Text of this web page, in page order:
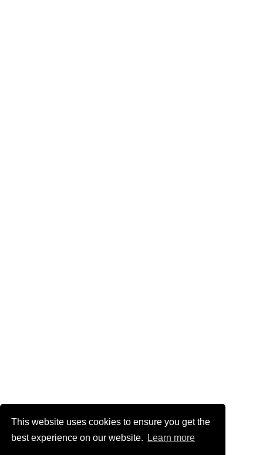
This website uses cookies to ensure you get the
best experience on our website.
Learn more